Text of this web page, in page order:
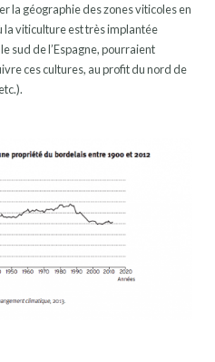
la géographie des zones viticoles en
la viticulture est très implantée
sud de l’Espagne, pourraient
ces cultures, au profit du nord de